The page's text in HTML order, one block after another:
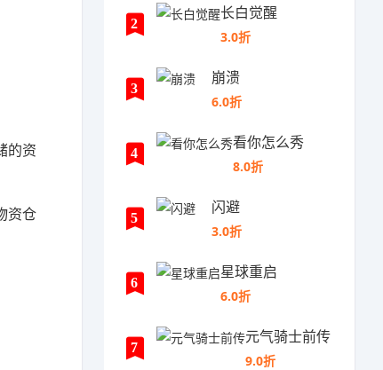
的资
资仓
2
长白觉醒
3.0折
3
崩溃
6.0折
4
看你怎么秀
8.0折
5
闪避
3.0折
6
星球重启
6.0折
7
元气骑士前传
9.0折